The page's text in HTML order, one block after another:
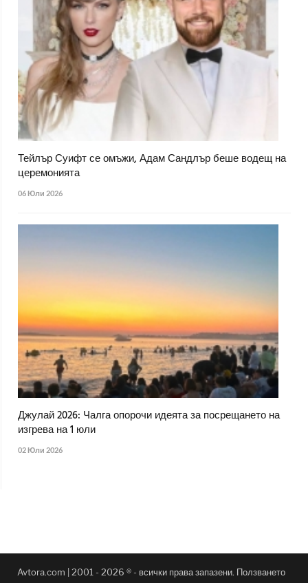
Тейлър Суифт се омъжи, Адам Сандлър беше водещ на
церемонията
06 Юли 2026
Джулай 2026: Чалга опорочи идеята за посрещането на
изгрева на 1 юли
02 Юли 2026
Avtora.com | 2001 - 2026 ® - всички права запазени. Ползването